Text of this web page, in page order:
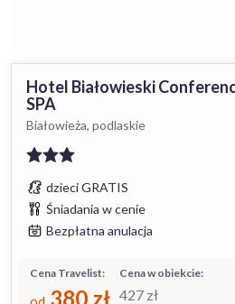
Hotel Białowieski
SPA
Białowieża, podlaskie
dzieci GRATIS
Śniadania w cenie
Bezpłatna anulacja
Cena w obiekcie:
427 zł
Cena Travelist:
380 zł